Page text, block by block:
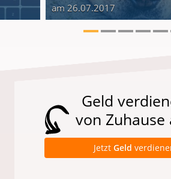
am 26.07.2017
Geld
von Zuhause
Jetzt Geld